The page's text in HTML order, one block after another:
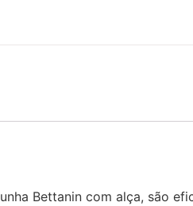
Bettanin com alça, são